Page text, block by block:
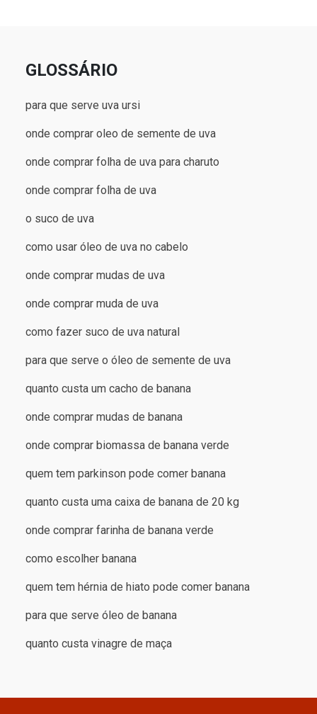
GLOSSÁRIO
para que serve uva ursi
onde comprar oleo de semente de uva
onde comprar folha de uva para charuto
onde comprar folha de uva
o suco de uva
como usar óleo de uva no cabelo
onde comprar mudas de uva
onde comprar muda de uva
como fazer suco de uva natural
para que serve o óleo de semente de uva
quanto custa um cacho de banana
onde comprar mudas de banana
onde comprar biomassa de banana verde
quem tem parkinson pode comer banana
quanto custa uma caixa de banana de 20 kg
onde comprar farinha de banana verde
como escolher banana
quem tem hérnia de hiato pode comer banana
para que serve óleo de banana
quanto custa vinagre de maça